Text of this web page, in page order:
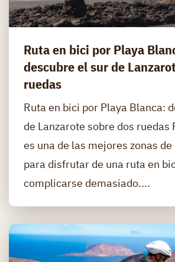
Ruta en bici por Playa
descubre el sur de
ruedas
Ruta en bici por Playa Blanca:
de Lanzarote sobre dos ruedas
es una de las mejores zonas de
para disfrutar de una ruta en
complicarse demasiado....